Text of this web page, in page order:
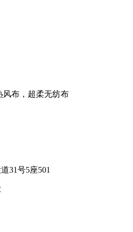
风布，超柔无纺布
31号5座501